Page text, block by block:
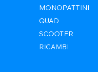
MONOPATTINI
QUAD
SCOOTER
RICAMBI